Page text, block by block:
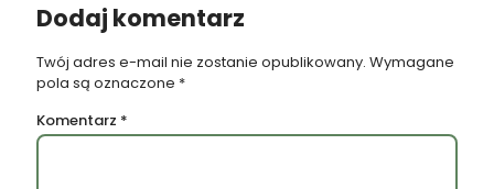
Dodaj komentarz
Twój adres e-mail nie zostanie opublikowany. Wymagane
pola są oznaczone *
Komentarz *